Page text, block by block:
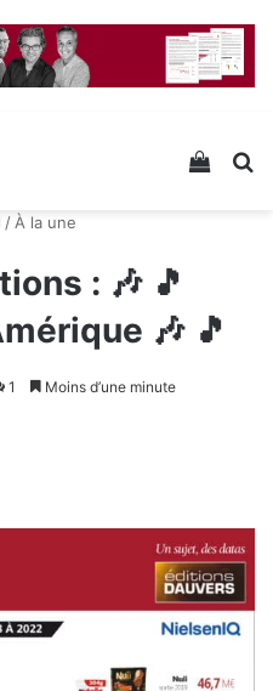
Voir
/ À la une
: 🎶 🎵
🎶 🎵
1 Moins d’une minute